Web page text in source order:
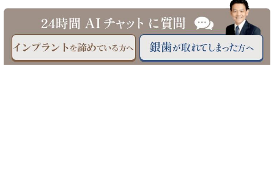
©三鷹駅南口 三鷹ハートフル小児歯科医院へ